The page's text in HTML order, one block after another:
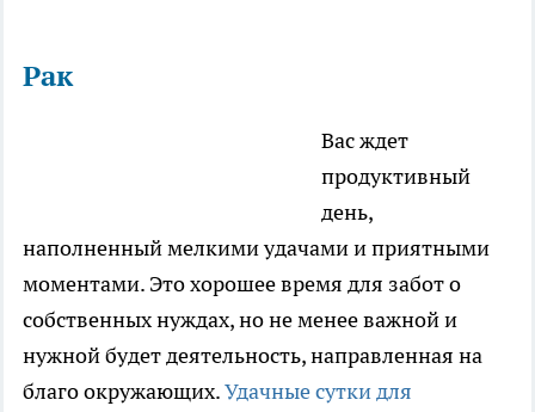
Рак
Вас ждет
продуктивный
день,
наполненный мелкими удачами и приятными
моментами. Это хорошее время для забот о
собственных нуждах, но не менее важной и
нужной будет деятельность, направленная на
благо окружающих.Удачные сутки для